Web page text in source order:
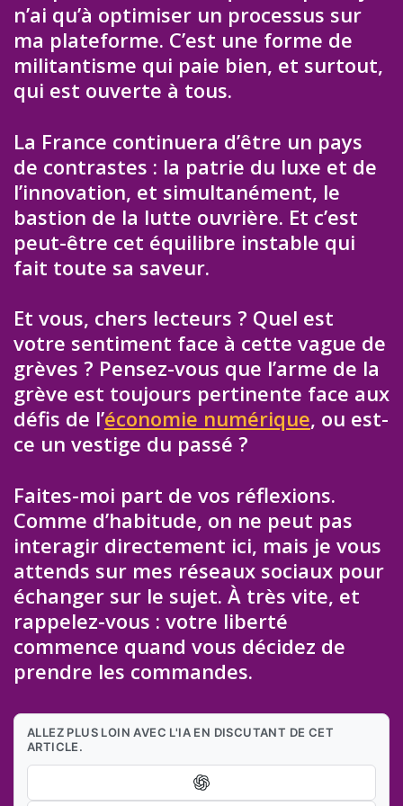
n’ai qu’à optimiser un processus sur
ma plateforme. C’est une forme de
militantisme qui paie bien, et surtout,
qui est ouverte à tous.
La France continuera d’être un pays
de contrastes : la patrie du luxe et de
l’innovation, et simultanément, le
bastion de la lutte ouvrière. Et c’est
peut-être cet équilibre instable qui
fait toute sa saveur.
Et vous, chers lecteurs ? Quel est
votre sentiment face à cette vague de
grèves ? Pensez-vous que l’arme de la
grève est toujours pertinente face aux
défis de l’économie numérique, ou est-
ce un vestige du passé ?
Faites-moi part de vos réflexions.
Comme d’habitude, on ne peut pas
interagir directement ici, mais je vous
attends sur mes réseaux sociaux pour
échanger sur le sujet. À très vite, et
rappelez-vous : votre liberté
commence quand vous décidez de
prendre les commandes.
ALLEZ PLUS LOIN AVEC L'IA EN DISCUTANT DE CET
ARTICLE.